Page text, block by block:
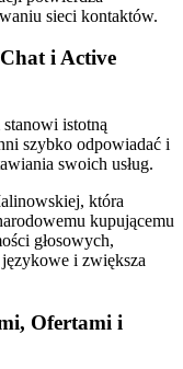
sieci kontaktów.
i Active
stanowi istotną
szybko odpowiadać i
swoich usług.
która
kupującemu
głosowych,
i zwiększa
Ofertami i